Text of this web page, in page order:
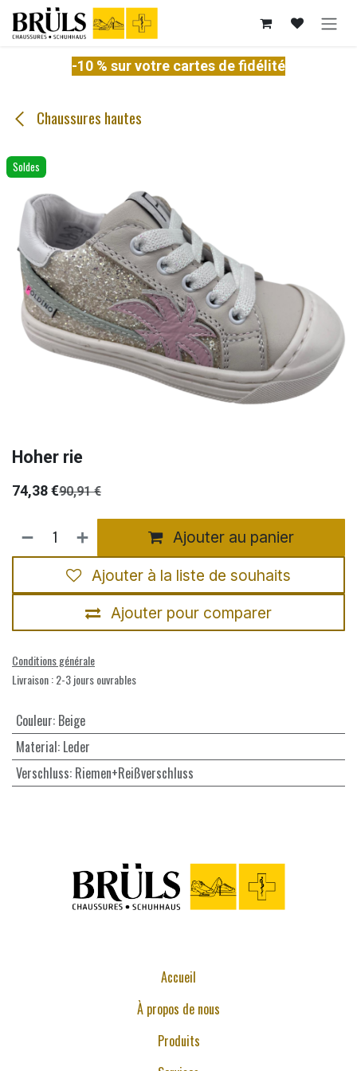
Se rendre au contenu
-10 % sur votre cartes de fidélité
Chaussures hautes
Soldes
Hoher rie
74,38€90,91€
Ajouter au panier
Ajouter pour comparer
Ajouter à la liste de souhaits
Conditions générale
Livraison : 2-3 jours ouvrables
Couleur: Beige
Material: Leder
Verschluss: Riemen+Reißverschluss
Accueil
À propos de nous
Produits